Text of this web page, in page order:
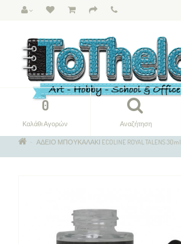
Αναζήτηση
0
Καλάθι Αγορών
ΑΔΕΙΟ ΜΠΟΥΚΑΛΑΚΙ ECOLINE ROYAL TALENS 30ml